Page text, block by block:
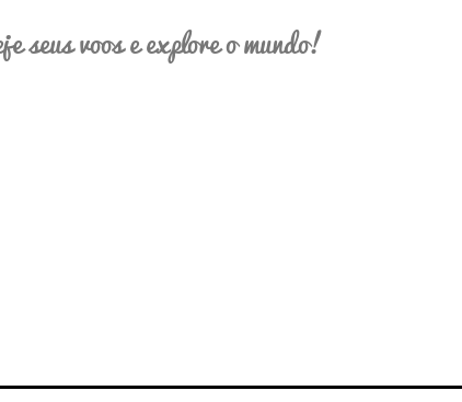
seus voos e explore o mundo!